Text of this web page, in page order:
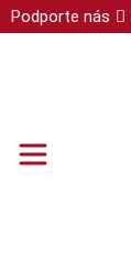
Podporte nás